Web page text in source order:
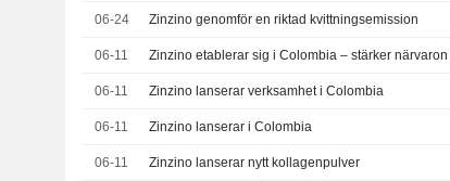
06-24 Zinzino genomför en riktad kvittningsemission
06-11 Zinzino etablerar sig i Colombia – stärker
06-11 Zinzino lanserar verksamhet i Colombia
06-11 Zinzino lanserar i Colombia
06-11 Zinzino lanserar nytt kollagenpulver